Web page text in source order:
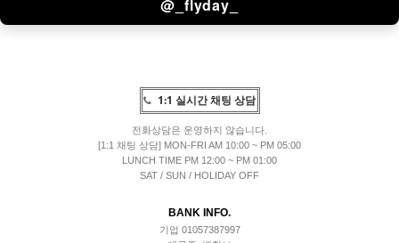
@_flyday_
1:1 실시간 채팅 상담
전화상담은 운영하지 않습니다.
[1:1 채팅 상담] MON-FRI AM 10:00 ~ PM 05:00
LUNCH TIME PM 12:00 ~ PM 01:00
SAT / SUN / HOLIDAY OFF
BANK INFO.
기업 01057387997